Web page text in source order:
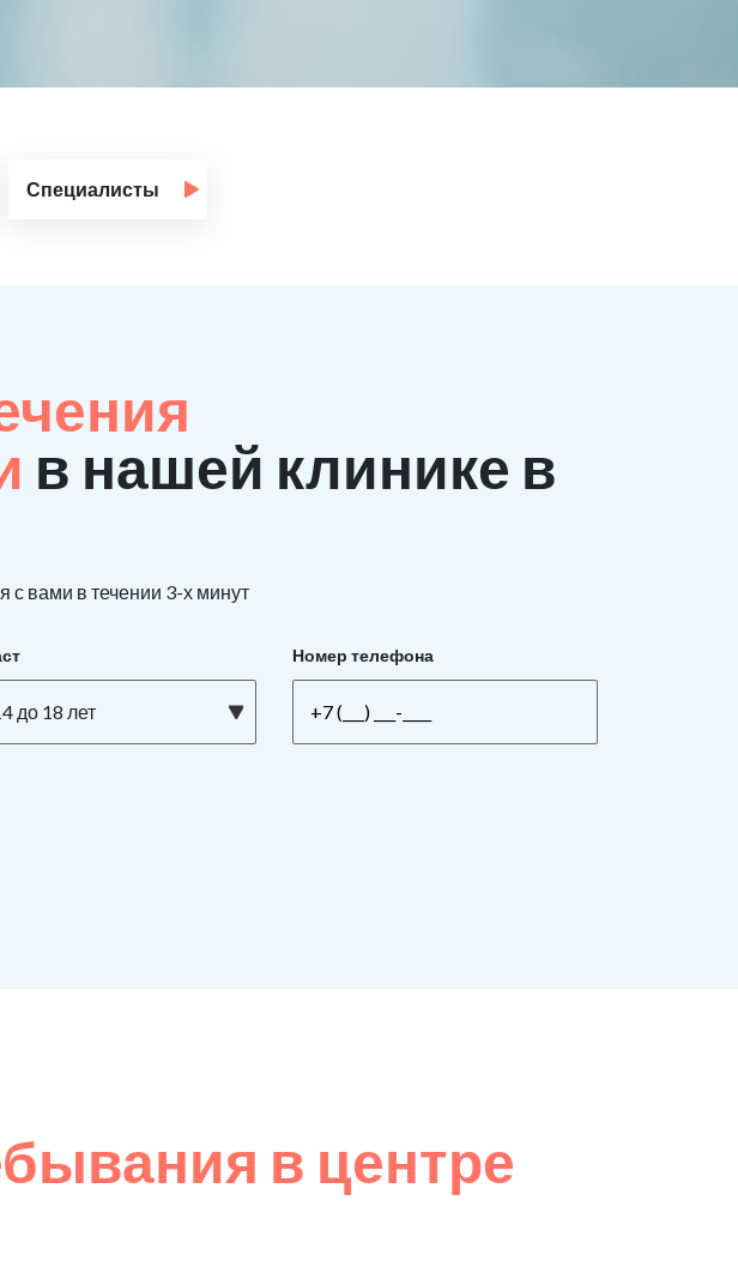
Специалисты
в нашей клинике в
с вами в течении 3-х минут
до 18 лет
Номер телефона
в центре